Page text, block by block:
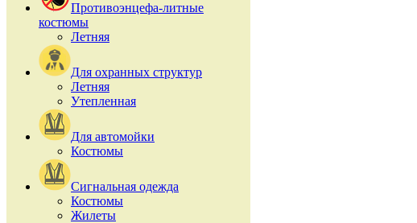
Противоэнцефа-литные
костюмы
Летняя
Для охранных структур
Летняя
Утепленная
Для автомойки
Костюмы
Сигнальная одежда
Костюмы
Жилеты